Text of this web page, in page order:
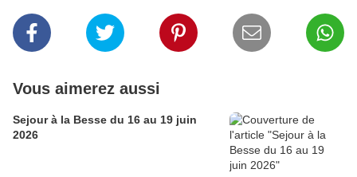
Vous aimerez aussi
Sejour à la Besse du 16 au 19 juin
2026